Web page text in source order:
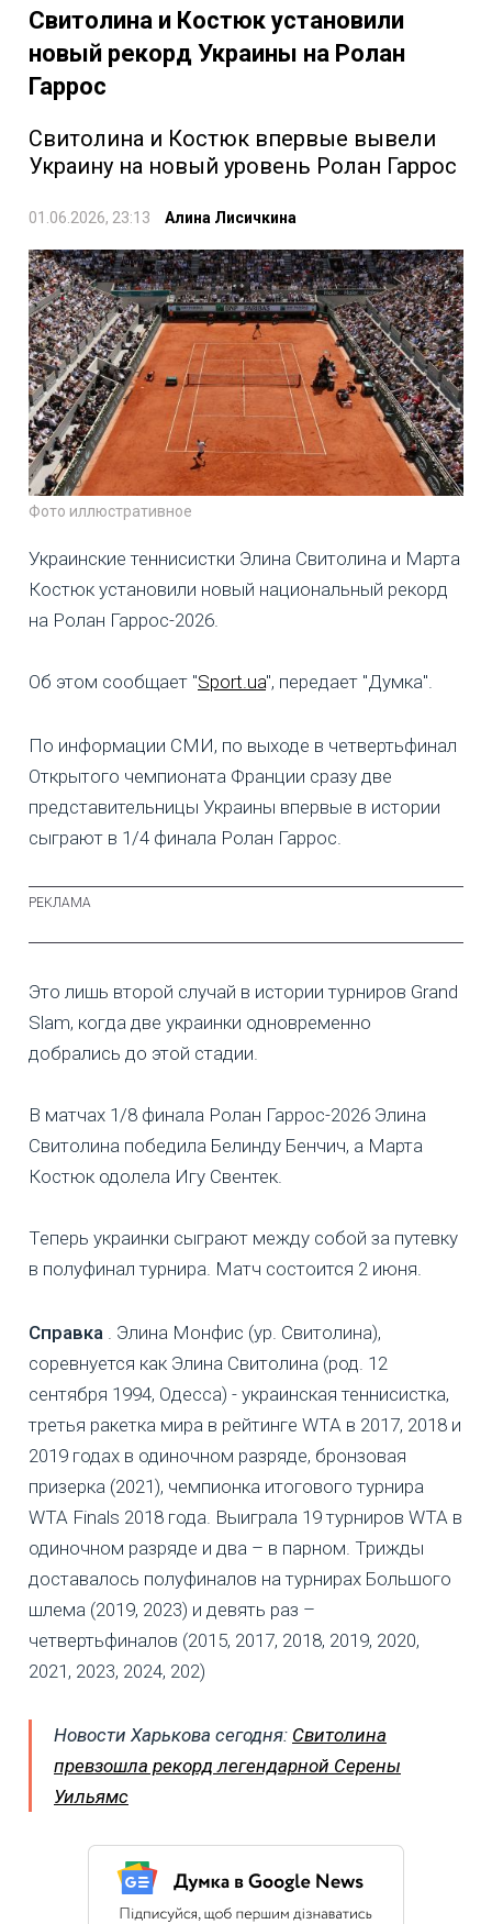
Свитолина и Костюк установили
новый рекорд Украины на Ролан
Гаррос
Свитолина и Костюк впервые вывели
Украину на новый уровень Ролан Гаррос
01.06.2026, 23:13 Алина Лисичкина
Фото иллюстративное
Украинские теннисистки Элина Свитолина и Марта
Костюк установили новый национальный рекорд
на Ролан Гаррос-2026.
Об этом сообщает "Sport.ua", передает "Думка".
По информации СМИ, по выходе в четвертьфинал
Открытого чемпионата Франции сразу две
представительницы Украины впервые в истории
сыграют в 1/4 финала Ролан Гаррос.
Это лишь второй случай в истории турниров Grand
Slam, когда две украинки одновременно
добрались до этой стадии.
В матчах 1/8 финала Ролан Гаррос-2026 Элина
Свитолина победила Белинду Бенчич, а Марта
Костюк одолела Игу Свентек.
Теперь украинки сыграют между собой за путевку
в полуфинал турнира. Матч состоится 2 июня.
Справка . Элина Монфис (ур. Свитолина),
соревнуется как Элина Свитолина (род. 12
сентября 1994, Одесса) - украинская теннисистка,
третья ракетка мира в рейтинге WTA в 2017, 2018 и
2019 годах в одиночном разряде, бронзовая
призерка (2021), чемпионка итогового турнира
WTA Finals 2018 года. Выиграла 19 турниров WTA в
одиночном разряде и два – в парном. Трижды
доставалось полуфиналов на турнирах Большого
шлема (2019, 2023) и девять раз –
четвертьфиналов (2015, 2017, 2018, 2019, 2020,
2021, 2023, 2024, 202)
Новости Харькова сегодня: Свитолина
превзошла рекорд легендарной Серены
Уильямс